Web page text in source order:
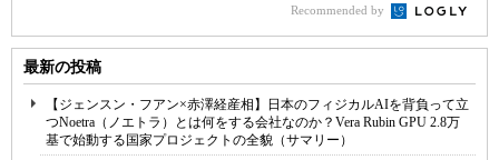
Recommended by
最新の投稿
【ジェンスン・フアン×赤澤経産相】日本のフィジカルAIを背負って立
つNoetra（ノエトラ）とは何をする会社なのか？Vera Rubin GPU 2.8万
基で始動する国家プロジェクトの全貌（サマリー）